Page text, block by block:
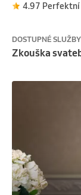
4.97 Perfektní
DOSTUPNÉ SLUŽBY
Zkouška